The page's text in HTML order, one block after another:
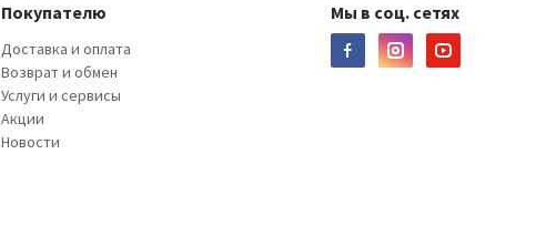
Покупателю
Доставка и оплата
Возврат и обмен
Услуги и сервисы
Акции
Новости
Мы в соц. сетях